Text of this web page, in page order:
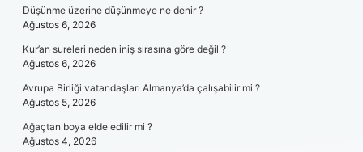
Düşünme üzerine düşünmeye ne denir ?
Ağustos 6, 2026
Kur’an sureleri neden iniş sırasına göre değil ?
Ağustos 6, 2026
Avrupa Birliği vatandaşları Almanya’da çalışabilir mi ?
Ağustos 5, 2026
Ağaçtan boya elde edilir mi ?
Ağustos 4, 2026